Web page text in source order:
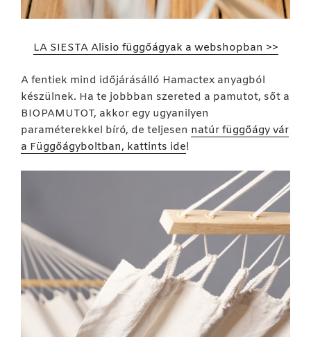
LA SIESTA Alisio függőágyak a webshopban >>
A fentiek mind időjárásálló Hamactex anyagból
készülnek. Ha te jobbban szereted a pamutot, sőt a
BIOPAMUTOT, akkor egy ugyanilyen
paraméterekkel bíró, de teljesen natúr függőágy vár
a Függőágyboltban, kattints ide!